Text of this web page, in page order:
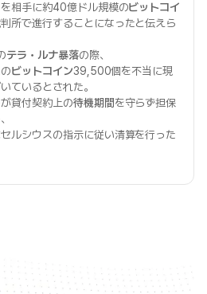
を相手に約40億ドル規模のビットコイ
所で進行することになったと伝えら
テラ・ルナ暴落の際、
ビットコイン39,500個を不当に現
ているとされた。
貸付契約上の待機期間を守らず担保
ルシウスの指示に従い清算を行った